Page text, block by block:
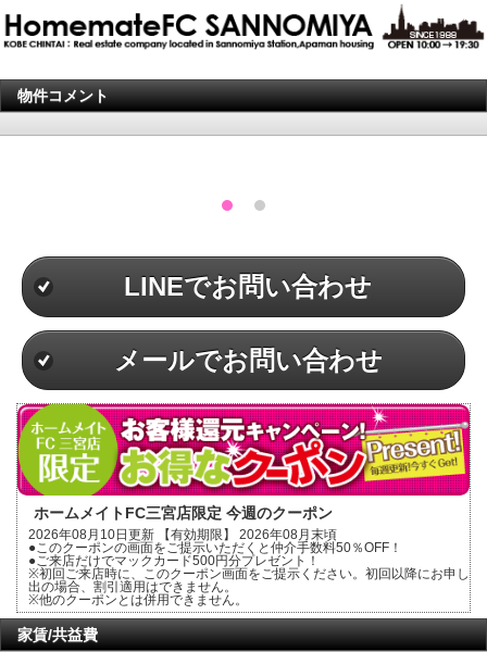
物件コメント
LINEでお問い合わせ
メールでお問い合わせ
ホームメイトFC三宮店限定 今週のクーポン
2026年08月10日更新 【有効期限】 2026年08月末頃
●このクーポンの画面をご提示いただくと仲介手数料50％OFF！
●ご来店だけでマックカード500円分プレゼント！
※初回ご来店時に、このクーポン画面をご提示ください。初回以降にお申し
出の場合、割引適用はできません。
※他のクーポンとは併用できません。
家賃/共益費